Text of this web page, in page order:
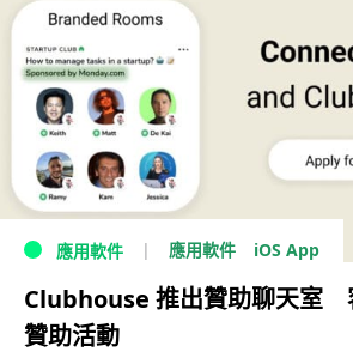
應用軟件 應用軟件 iOS App
Clubhouse 推出贊助聊天室
贊助活動